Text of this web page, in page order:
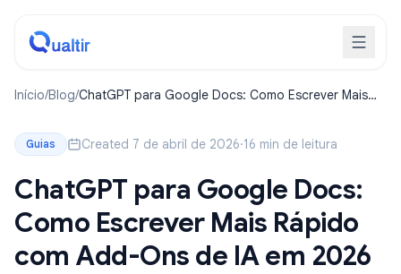
Início/Blog/ChatGPT para Google Docs: Como Escrever Mais
Guias Created 7 de abril de 2026·16 min de leitura
ChatGPT para Google Docs:
Como Escrever Mais Rápido
com Add-Ons de IA em 2026